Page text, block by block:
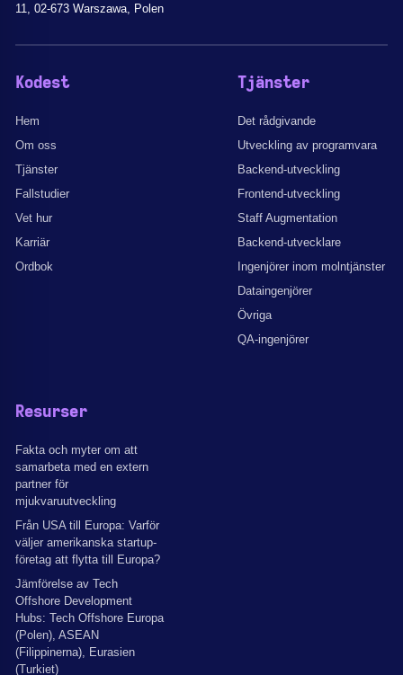
11, 02-673 Warszawa, Polen
Kodest
Hem
Om oss
Tjänster
Fallstudier
Vet hur
Karriär
Ordbok
Tjänster
Det rådgivande
Utveckling av programvara
Backend-utveckling
Frontend-utveckling
Staff Augmentation
Backend-utvecklare
Ingenjörer inom molntjänster
Dataingenjörer
Övriga
QA-ingenjörer
Resurser
Fakta och myter om att
samarbeta med en extern
partner för
mjukvaruutveckling
Från USA till Europa: Varför
väljer amerikanska startup-
företag att flytta till Europa?
Jämförelse av Tech
Offshore Development
Hubs: Tech Offshore Europa
(Polen), ASEAN
(Filippinerna), Eurasien
(Turkiet)